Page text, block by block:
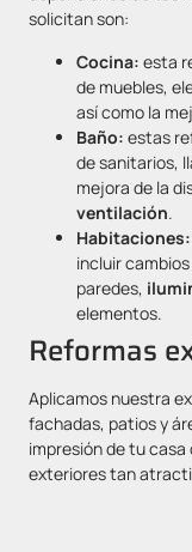
solicitan son:
Cocina: esta
de muebles,
así como la
Baño: estas
de sanitarios,
mejora de la
ventilación.
Habitaciones:
incluir
paredes,
elementos.
Reformas
Aplicamos nuestra
fachadas, patios y
impresión de tu
exteriores tan